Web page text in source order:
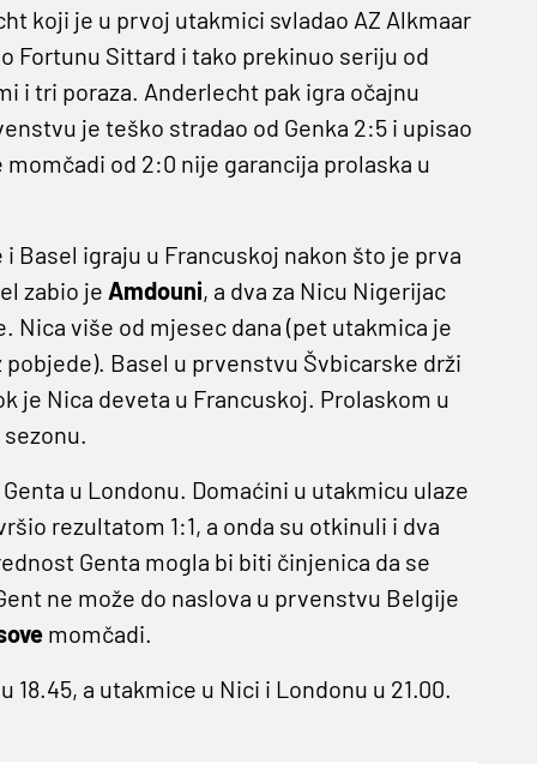
koji je u prvoj utakmici svladao AZ Alkmaar
Fortunu Sittard i tako prekinuo seriju od
i tri poraza. Anderlecht pak igra očajnu
je teško stradao od Genka 2:5 i upisao
od 2:0 nije garancija prolaska u
igraju u Francuskoj nakon što je prva
zabio je Amdouni, a dva za Nicu Nigerijac
Nica više od mjesec dana (pet utakmica je
Basel u prvenstvu Švbicarske drži
je Nica deveta u Francuskoj. Prolaskom u
u Londonu. Domaćini u utakmicu ulaze
rezultatom 1:1, a onda su otkinuli i dva
Genta mogla bi biti činjenica da se
ne može do naslova u prvenstvu Belgije
momčadi.
a utakmice u Nici i Londonu u 21.00.